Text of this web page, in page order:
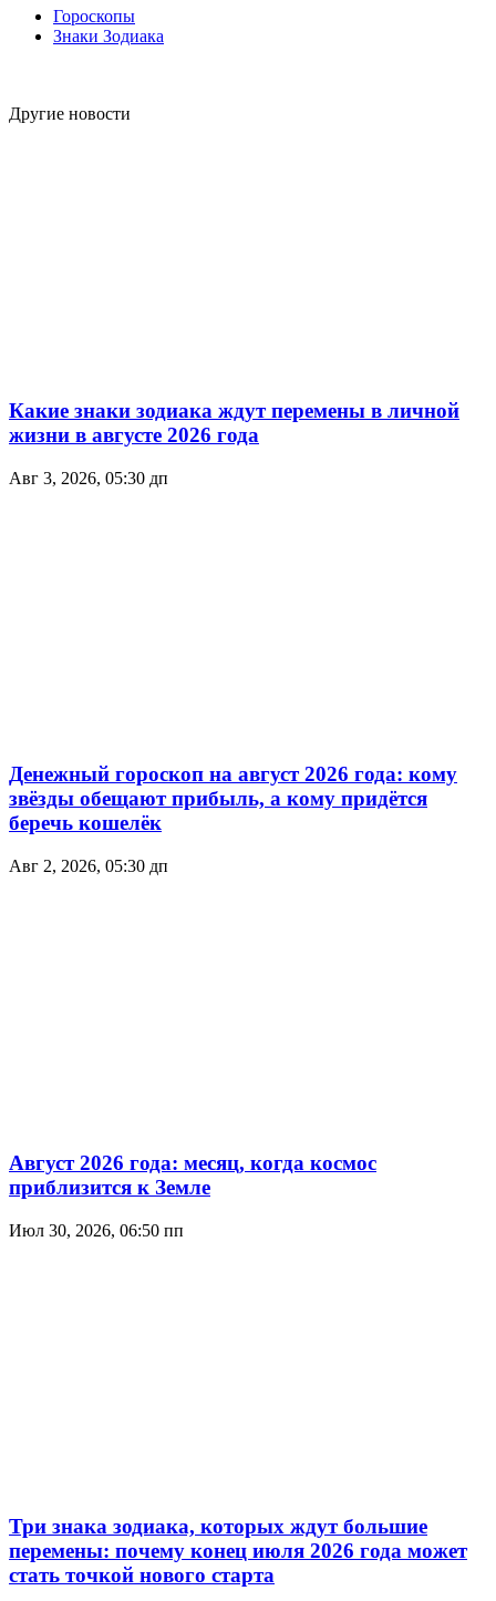
Гороскопы
Знаки Зодиака
Другие новости
Какие знаки зодиака ждут перемены в личной
жизни в августе 2026 года
Авг 3, 2026, 05:30 дп
Денежный гороскоп на август 2026 года: кому
звёзды обещают прибыль, а кому придётся
беречь кошелёк
Авг 2, 2026, 05:30 дп
Август 2026 года: месяц, когда космос
приблизится к Земле
Июл 30, 2026, 06:50 пп
Три знака зодиака, которых ждут большие
перемены: почему конец июля 2026 года может
стать точкой нового старта